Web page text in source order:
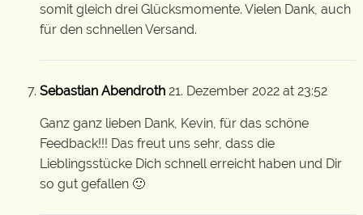
somit gleich drei Glücksmomente. Vielen Dank, auch
für den schnellen Versand.
Sebastian Abendroth 21. Dezember 2022 at 23:52
Ganz ganz lieben Dank, Kevin, für das schöne
Feedback!!! Das freut uns sehr, dass die
Lieblingsstücke Dich schnell erreicht haben und Dir
so gut gefallen 🙂